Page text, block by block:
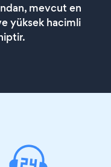
mevcut en
yüksek hacimli